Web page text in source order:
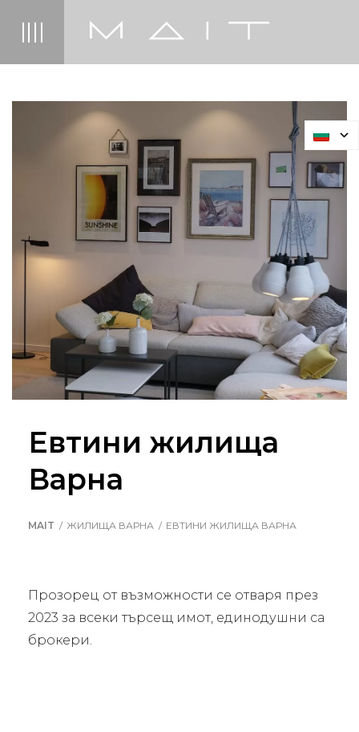
Евтини жилища
Варна
MAIT ЖИЛИЩА ВАРНА ЕВТИНИ ЖИЛИЩА ВАРНА
Прозорец от възможности се отваря през
2023 за всеки търсещ имот, единодушни са
брокери.